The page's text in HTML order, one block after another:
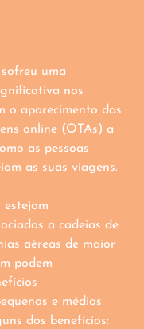
uma
nos
o aparecimento das
online (OTAs) a
as pessoas
as suas viagens.
estejam
a cadeias de
aéreas de maior
podem
e médias
dos benefícios: